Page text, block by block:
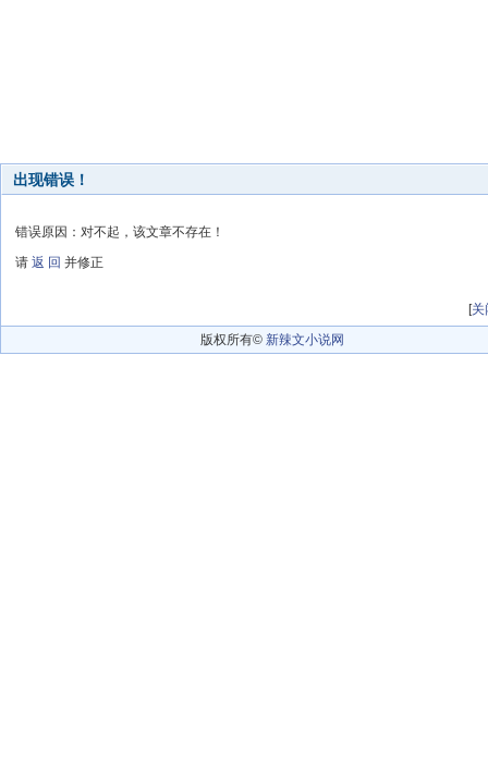
出现错误！
错误原因：对不起，该文章不存在！
请 返 回 并修正
[关
版权所有© 新辣文小说网